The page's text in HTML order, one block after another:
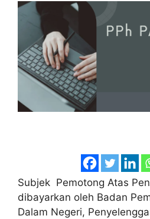
Subjek Pemotong Atas
dibayarkan oleh Badan
Dalam Negeri,